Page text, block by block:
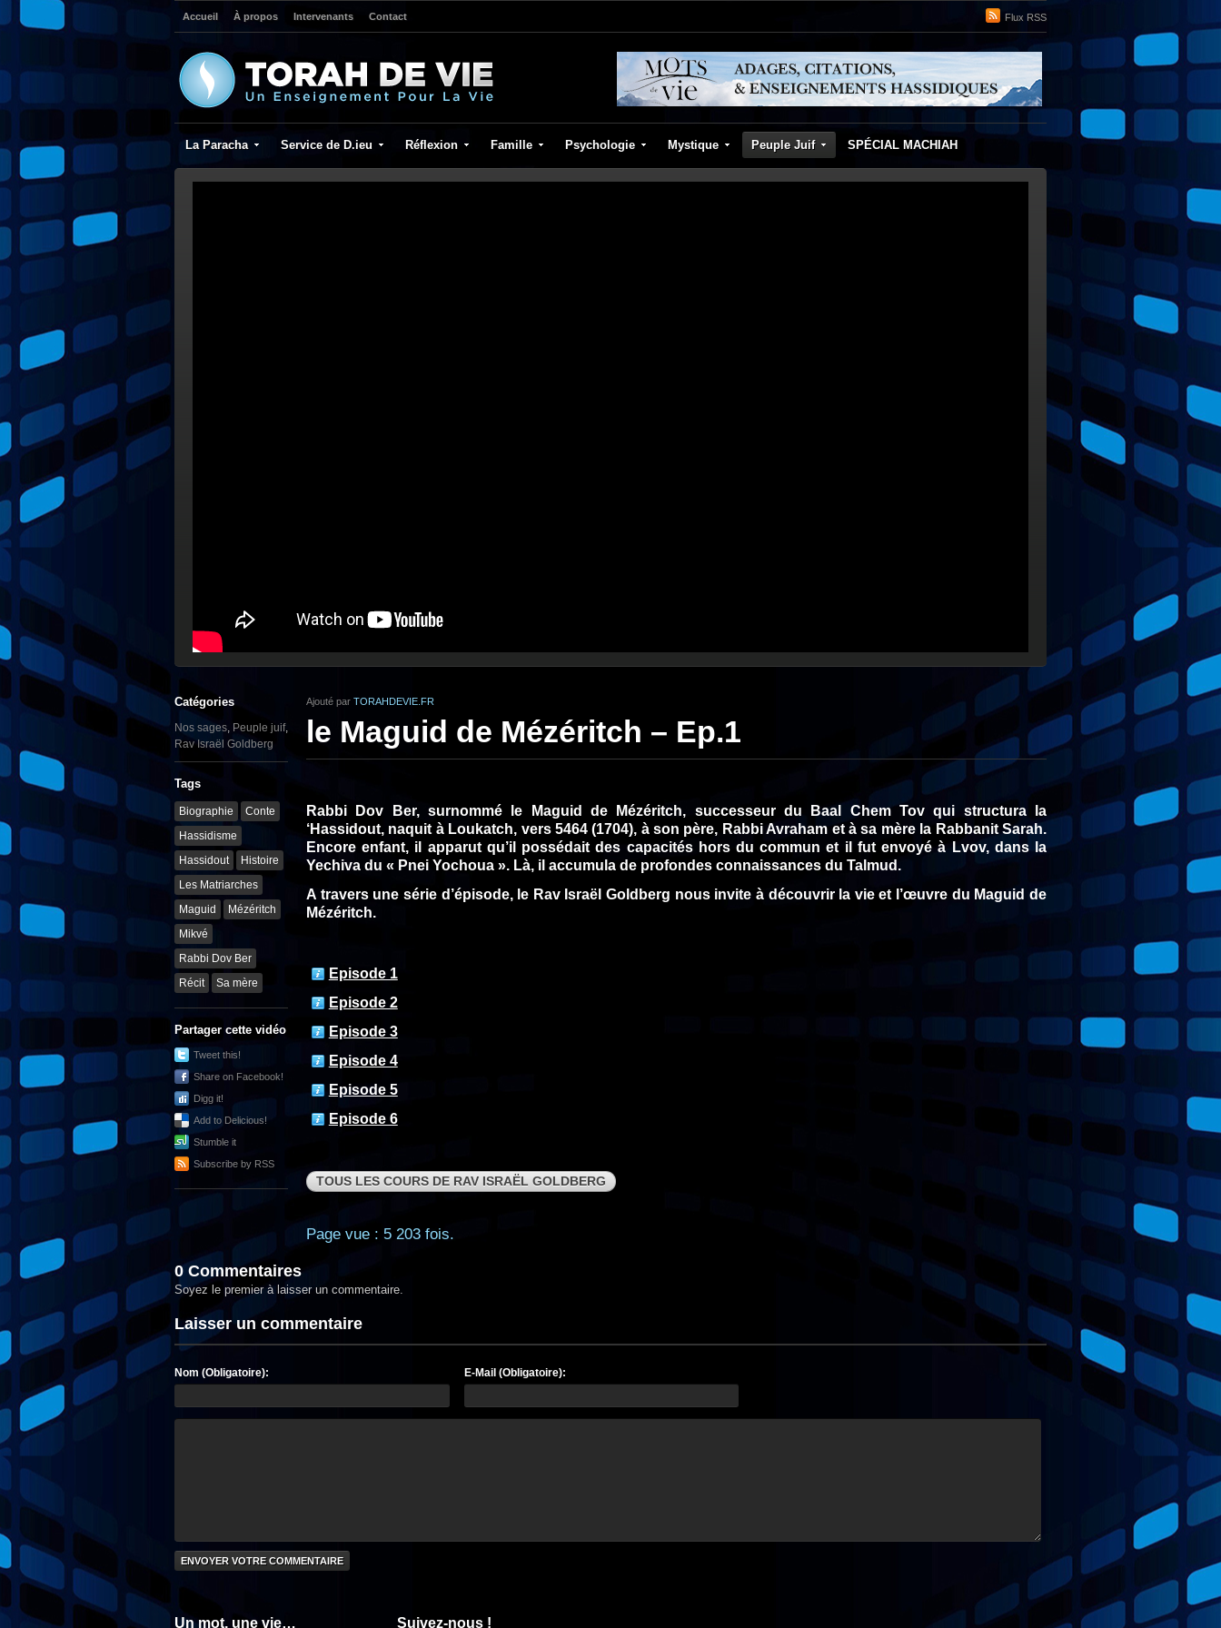
Flux RSS
Accueil À propos Intervenants Contact
La Paracha Service de D.ieu Réflexion Famille Psychologie Mystique Peuple Juif SPÉCIAL MACHIAH
Catégories
Nos sages, Peuple juif,
Rav Israël Goldberg
Tags
Biographie
Conte
Hassidisme
Hassidout
Histoire
Les Matriarches
Maguid
Mézéritch
Mikvé
Rabbi Dov Ber
Récit
Sa mère
Partager cette vidéo
Tweet this!
Share on Facebook!
Digg it!
Add to Delicious!
Stumble it
Subscribe by RSS
Ajouté par TORAHDEVIE.FR
le Maguid de Mézéritch – Ep.1
Rabbi Dov Ber, surnommé le Maguid de Mézéritch, successeur du Baal Chem Tov qui structura la
‘Hassidout, naquit à Loukatch, vers 5464 (1704), à son père, Rabbi Avraham et à sa mère la Rabbanit Sarah.
Encore enfant, il apparut qu’il possédait des capacités hors du commun et il fut envoyé à Lvov, dans la
Yechiva du « Pnei Yochoua ». Là, il accumula de profondes connaissances du Talmud.
A travers une série d’épisode, le Rav Israël Goldberg nous invite à découvrir la vie et l’œuvre du Maguid de
Mézéritch.
Episode 1
Episode 2
Episode 3
Episode 4
Episode 5
Episode 6
TOUS LES COURS DE RAV ISRAËL GOLDBERG
Page vue : 5 203 fois.
0 Commentaires
Soyez le premier à laisser un commentaire.
Laisser un commentaire
Nom (Obligatoire): E-Mail (Obligatoire):
Un mot, une vie… Suivez-nous !